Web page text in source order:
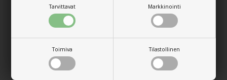
Tarvittavat Markkinointi
Toimiva Tilastollinen
PROPLUS Käsikampi,
PRO PLUS
jatkosovitin 240mm